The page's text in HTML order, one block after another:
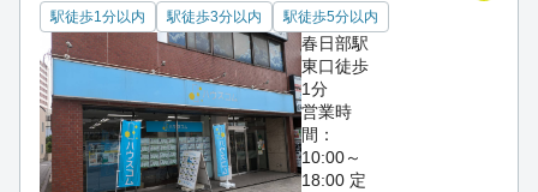
駅徒歩1分以内 駅徒歩3分以内 駅徒歩5分以内
春日部駅
東口徒歩
1分
営業時
間：
10:00～
18:00 定